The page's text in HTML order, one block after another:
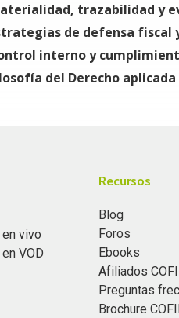
o tablet y lectura
trazabilidad y
de defensa fiscal
interno y
del Derecho
vivo
VOD
Recursos
Blog
Foros
Ebooks
Afiliados
Preguntas
Brochure